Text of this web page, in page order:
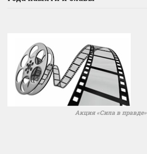
Акция «Сила в правде»